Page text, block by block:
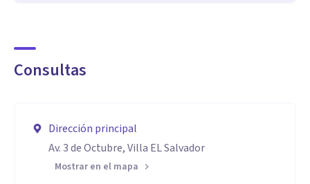
Consultas
Dirección principal
Av. 3 de Octubre, Villa EL Salvador
Mostrar en el mapa